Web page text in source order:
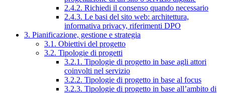
2.4.2. Richiedi il consenso quando necessario
2.4.3. Le basi del sito web: architettura,
informativa privacy, riferimenti DPO
3. Pianificazione, gestione e strategia
3.1. Obiettivi del progetto
3.2. Tipologie di progetti
3.2.1. Tipologie di progetto in base agli attori
coinvolti nel servizio
3.2.2. Tipologie di progetto in base al focus
3.2.3. Tipologie di progetto in base all’ambito di